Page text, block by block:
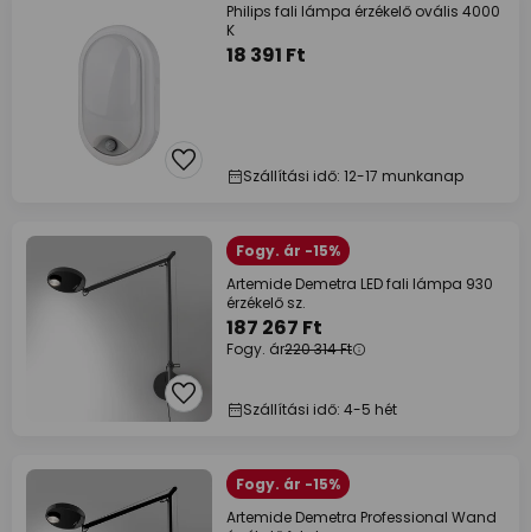
Philips fali lámpa érzékelő ovális 4000
K
18 391 Ft
Szállítási idő: 12-17 munkanap
Fogy. ár -15%
Artemide Demetra LED fali lámpa 930
érzékelő sz.
187 267 Ft
Fogy. ár220 314 Ft
Szállítási idő: 4-5 hét
Fogy. ár -15%
Artemide Demetra Professional Wand